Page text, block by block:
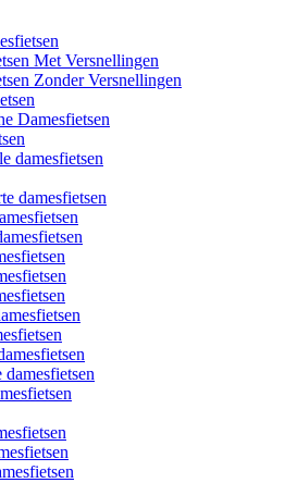
Met Versnellingen
Zonder Versnellingen
Damesfietsen
damesfietsen
damesfietsen